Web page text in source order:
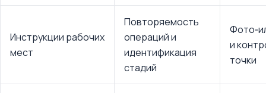
Инструкции рабочих
мест
Повторяемость
операций и
идентификация
стадий
и
точки